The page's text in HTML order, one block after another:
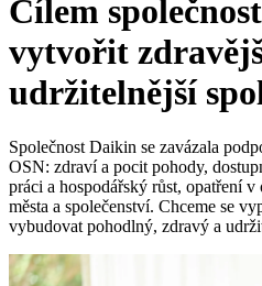
Cílem
vytvořit
udržitelnější
Společnost Daikin se zavázala
OSN: zdraví a pocit pohody,
práci a hospodářský růst, opatření
města a společenství. Chceme se
vybudovat pohodlný, zdravý a